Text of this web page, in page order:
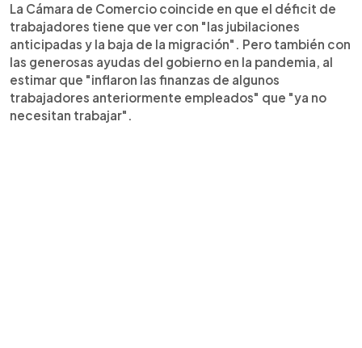
La Cámara de Comercio coincide en que el déficit de
trabajadores tiene que ver con "las jubilaciones
anticipadas y la baja de la migración". Pero también con
las generosas ayudas del gobierno en la pandemia, al
estimar que "inflaron las finanzas de algunos
trabajadores anteriormente empleados" que "ya no
necesitan trabajar".